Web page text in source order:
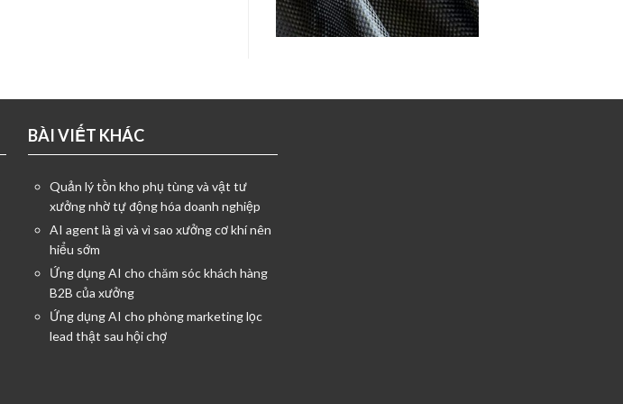
BÀI VIẾT KHÁC
Quản lý tồn kho phụ tùng và vật tư
xưởng nhờ tự động hóa doanh nghiệp
AI agent là gì và vì sao xưởng cơ khí nên
hiểu sớm
Ứng dụng AI cho chăm sóc khách hàng
B2B của xưởng
Ứng dụng AI cho phòng marketing lọc
lead thật sau hội chợ